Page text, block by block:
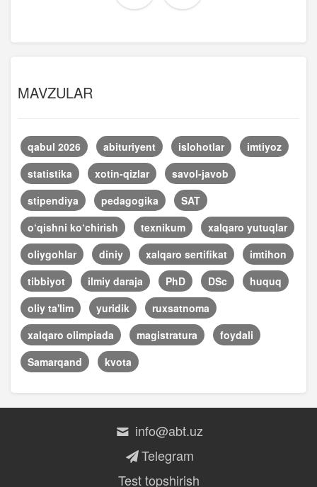
MAVZULAR
qabul 2026 abituriyent islohotlar
imtiyoz
statistika
xotin-qizlar
savol-javob
stipendiya
pedagogika
SAT
o‘qishni ko‘chirish
texnikum
xalqaro yutuqlar
oliygohlar
diniy xalqaro sertifikat
imtihon
tibbiyot
ilmiy daraja PhD DSc
huquq
oliy ta'lim
yuridik
ruxsatnoma
xalqaro olimpiada
magistratura
foydali
Samarqand
kvota
info@abt.uz
Telegram
Test topshirish